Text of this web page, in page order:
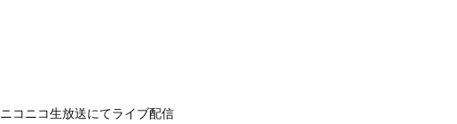
コニコ生放送にてライブ配信